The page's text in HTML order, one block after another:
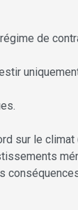
de
sur le climat